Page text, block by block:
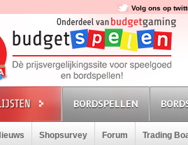
Volg ons op
BORDSPELLEN
Shopsurvey Forum Trading